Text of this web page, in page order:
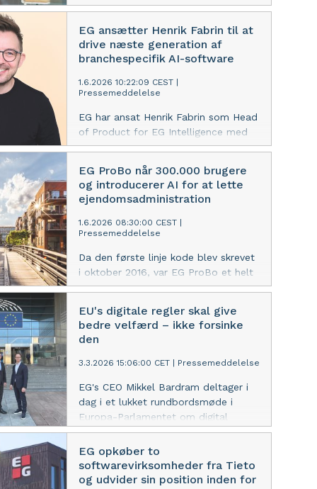
som EVP for EGs nye division Citizen
tredoblet omsætningen og med fem
opkøb i 2026 går EG nu fra tre til fire
divisioner for at matche den
voksende forretning og det
momentum, som opkøb og EGs
EG ansætter Henrik Fabrin til at
drive næste generation af
branchespecifik AI-software
1.6.2026 10:22:09 CEST
Pressemeddelelse
EG har ansat Henrik Fabrin som Head
of Product for EG Intelligence med
tiltrædelse 1. juni. Han skal lede
Intelligence som er EG's AI platform.
EG ProBo når 300.000 brugere
og introducerer AI for at lette
ejendomsadministration
1.6.2026 08:30:00 CEST
Pressemeddelelse
Da den første linje kode blev skrevet
i oktober 2016, var EG ProBo et helt
nyt bud på digital
har platformen passeret 300.000
registrerede brugere. Nu ruller
softwarevirksomheden EG ny AI-
funktionalitet ud, der skal håndtere
EU's digitale regler skal give
bedre velfærd – ikke forsinke
den
3.3.2026 15:06:00 CET Pressemeddelelse
EG's CEO Mikkel Bardram deltager i
dag i et lukket rundbordsmøde i
Europa-Parlamentet om digital
regelforenkling. Budskaber er klart:
Hvis Europa skal høste gevinsterne
ved AI og ny teknologi, skal
reguleringen målrettes de reelle risici
EG opkøber to
softwarevirksomheder fra Tieto
og udvider sin position inden for